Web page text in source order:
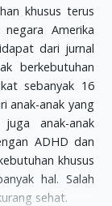
khusus terus
Amerika
dari jurnal
berkebutuhan
sebanyak 16
anak-anak yang
anak-anak
ADHD dan
khusus
hal. Salah
sehat.